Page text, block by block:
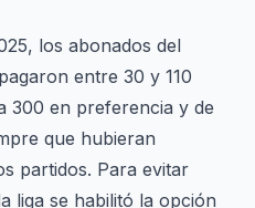
los abonados del
entre 30 y 110
300 en preferencia y de
que hubieran
partidos. Para evitar
liga se habilitó la opción